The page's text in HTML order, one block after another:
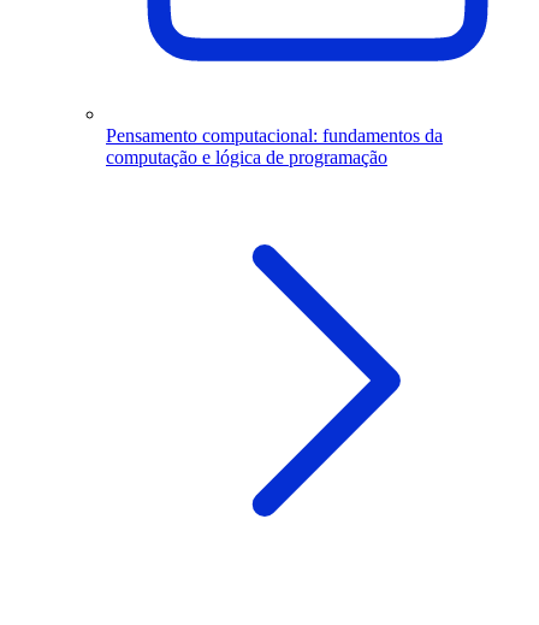
Pensamento computacional: fundamentos da
computação e lógica de programação